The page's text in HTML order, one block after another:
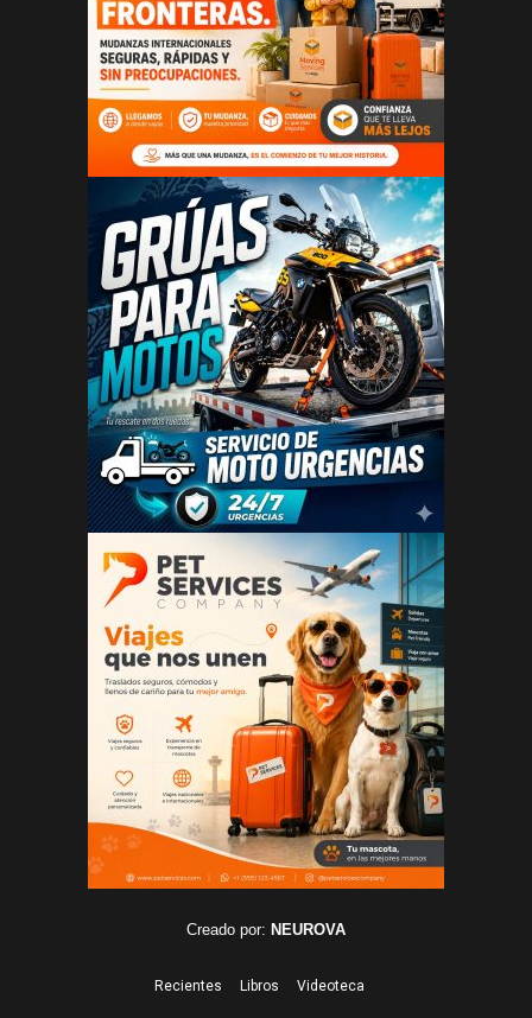
Creado por: NEUROVA
Recientes Libros Videoteca